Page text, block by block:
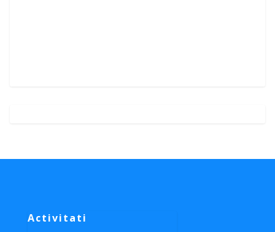
Activitati